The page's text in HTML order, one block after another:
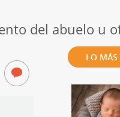
del abuelo u
LO MÁS